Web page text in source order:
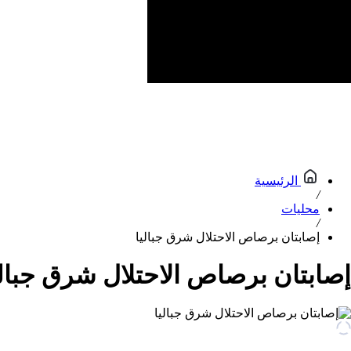
الرئيسية
/
محليات
/
إصابتان برصاص الاحتلال شرق جباليا
إصابتان برصاص الاحتلال شرق